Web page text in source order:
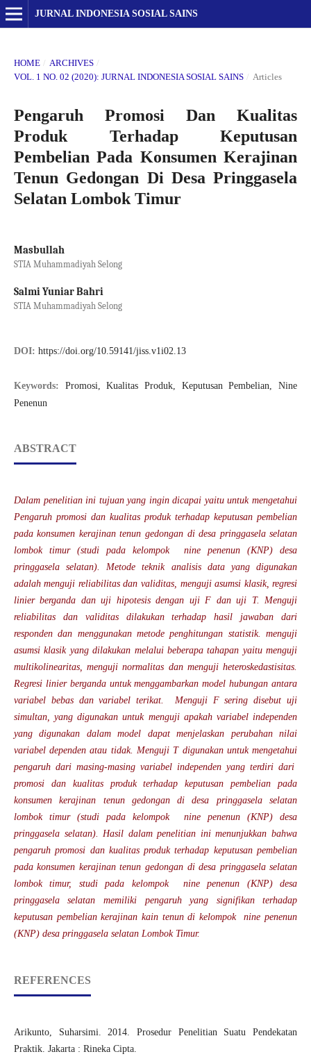
JURNAL INDONESIA SOSIAL SAINS
HOME / ARCHIVES /
VOL. 1 NO. 02 (2020): JURNAL INDONESIA SOSIAL SAINS / Articles
Pengaruh Promosi Dan Kualitas
Produk Terhadap Keputusan
Pembelian Pada Konsumen Kerajinan
Tenun Gedongan Di Desa Pringgasela
Selatan Lombok Timur
Masbullah
STIA Muhammadiyah Selong
Salmi Yuniar Bahri
STIA Muhammadiyah Selong
DOI: https://doi.org/10.59141/jiss.v1i02.13
Keywords: Promosi, Kualitas Produk, Keputusan Pembelian, Nine
Penenun
ABSTRACT
Dalam penelitian ini tujuan yang ingin dicapai yaitu untuk mengetahui
Pengaruh promosi dan kualitas produk terhadap keputusan pembelian
pada konsumen kerajinan tenun gedongan di desa pringgasela selatan
lombok timur (studi pada kelompok nine penenun (KNP) desa
pringgasela selatan). Metode teknik analisis data yang digunakan
adalah menguji reliabilitas dan validitas, menguji asumsi klasik, regresi
linier berganda dan uji hipotesis dengan uji F dan uji T. Menguji
reliabilitas dan validitas dilakukan terhadap hasil jawaban dari
responden dan menggunakan metode penghitungan statistik. menguji
asumsi klasik yang dilakukan melalui beberapa tahapan yaitu menguji
multikolinearitas, menguji normalitas dan menguji heteroskedastisitas.
Regresi linier berganda untuk menggambarkan model hubungan antara
variabel bebas dan variabel terikat. Menguji F sering disebut uji
simultan, yang digunakan untuk menguji apakah variabel independen
yang digunakan dalam model dapat menjelaskan perubahan nilai
variabel dependen atau tidak. Menguji T digunakan untuk mengetahui
pengaruh dari masing-masing variabel independen yang terdiri dari
promosi dan kualitas produk terhadap keputusan pembelian pada
konsumen kerajinan tenun gedongan di desa pringgasela selatan
lombok timur (studi pada kelompok nine penenun (KNP) desa
pringgasela selatan). Hasil dalam penelitian ini menunjukkan bahwa
pengaruh promosi dan kualitas produk terhadap keputusan pembelian
pada konsumen kerajinan tenun gedongan di desa pringgasela selatan
lombok timur, studi pada kelompok nine penenun (KNP) desa
pringgasela selatan memiliki pengaruh yang signifikan terhadap
keputusan pembelian kerajinan kain tenun di kelompok nine penenun
(KNP) desa pringgasela selatan Lombok Timur.
REFERENCES
Arikunto, Suharsimi. 2014. Prosedur Penelitian Suatu Pendekatan
Praktik. Jakarta : Rineka Cipta.